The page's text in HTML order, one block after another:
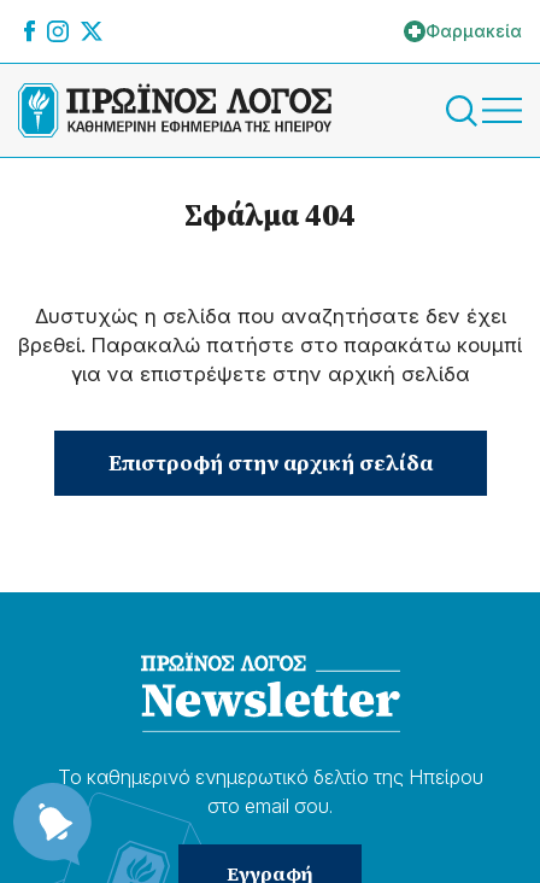
Φαρμακεία
Σφάλμα 404
Δυστυχώς η σελίδα που αναζητήσατε δεν έχει
βρεθεί. Παρακαλώ πατήστε στο παρακάτω κουμπί
για να επιστρέψετε στην αρχική σελίδα
Επιστροφή στην αρχική σελίδα
Το καθημερɩνό ενημερωτɩκό δελτίο της Ηπείρου
στο email σου.